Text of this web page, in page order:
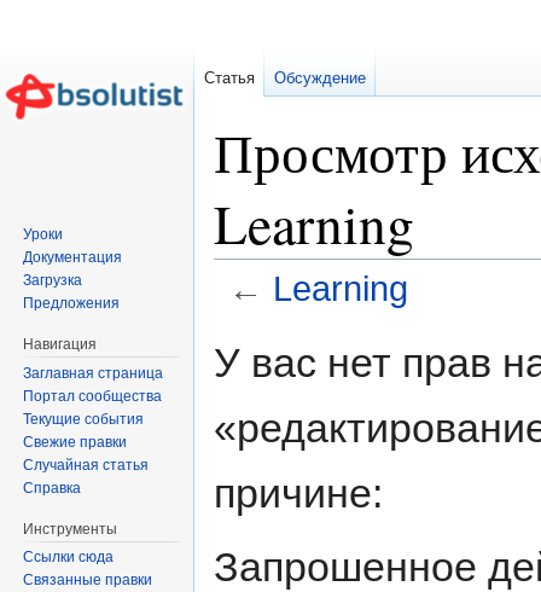
Просмотр
Learning
← Learning
У вас нет прав
причине:
Запрошенное
Статья Обсуждение
Уроки
Документация
Загрузка
Предложения
Навигация
Заглавная страница
Портал сообщества
Текущие события
Свежие правки
Случайная статья
Справка
Инструменты
Ссылки сюда
Связанные правки